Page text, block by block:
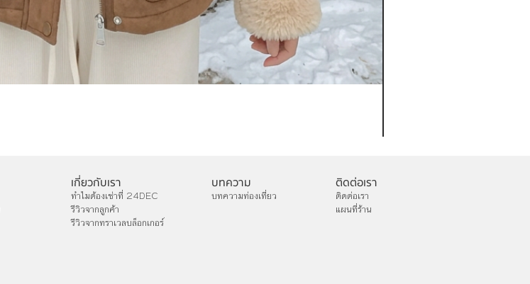
เกี่ยวกับเรา
ทำไมต้องเช่าที่ 24DEC
รีวิวจากลูกค้า
รีวิวจากทราเวลบล็อกเกอร์
บทความ
บทความท่องเที่ยว
ติดต่อเรา
ติดต่อเรา
แผนที่ร้าน